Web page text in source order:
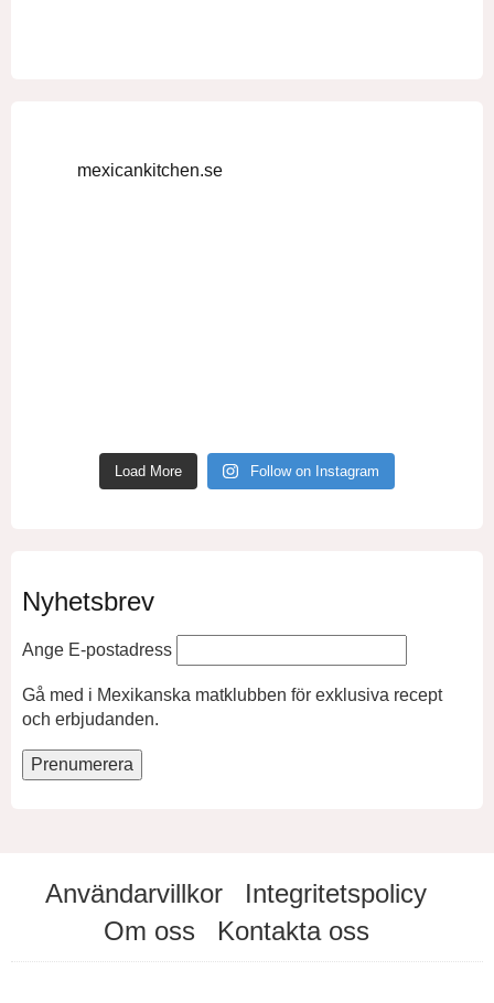
mexicankitchen.se
Load More Follow on Instagram
Nyhetsbrev
Ange E-postadress
Gå med i Mexikanska matklubben för exklusiva recept
och erbjudanden.
Användarvillkor
Integritetspolicy
Om oss
Kontakta oss